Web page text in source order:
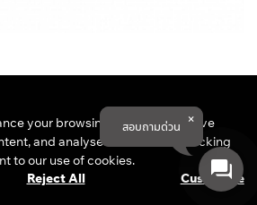
your browsing experience, serve
and analyse our traffic. By clicking
to our use of cookies.
Customise
Reject All
สอบถามด่วน